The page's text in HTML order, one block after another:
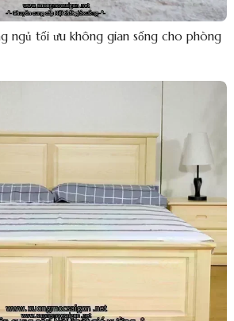
ngủ tối ưu không gian sống cho phòng